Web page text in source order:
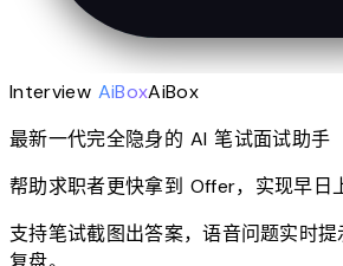
Interview AiBoxAiBox
最新一代完全隐身的 AI 笔试面试助手
帮助求职者更快拿到 Offer，实现早日
支持笔试截图出答案，语音问题实时